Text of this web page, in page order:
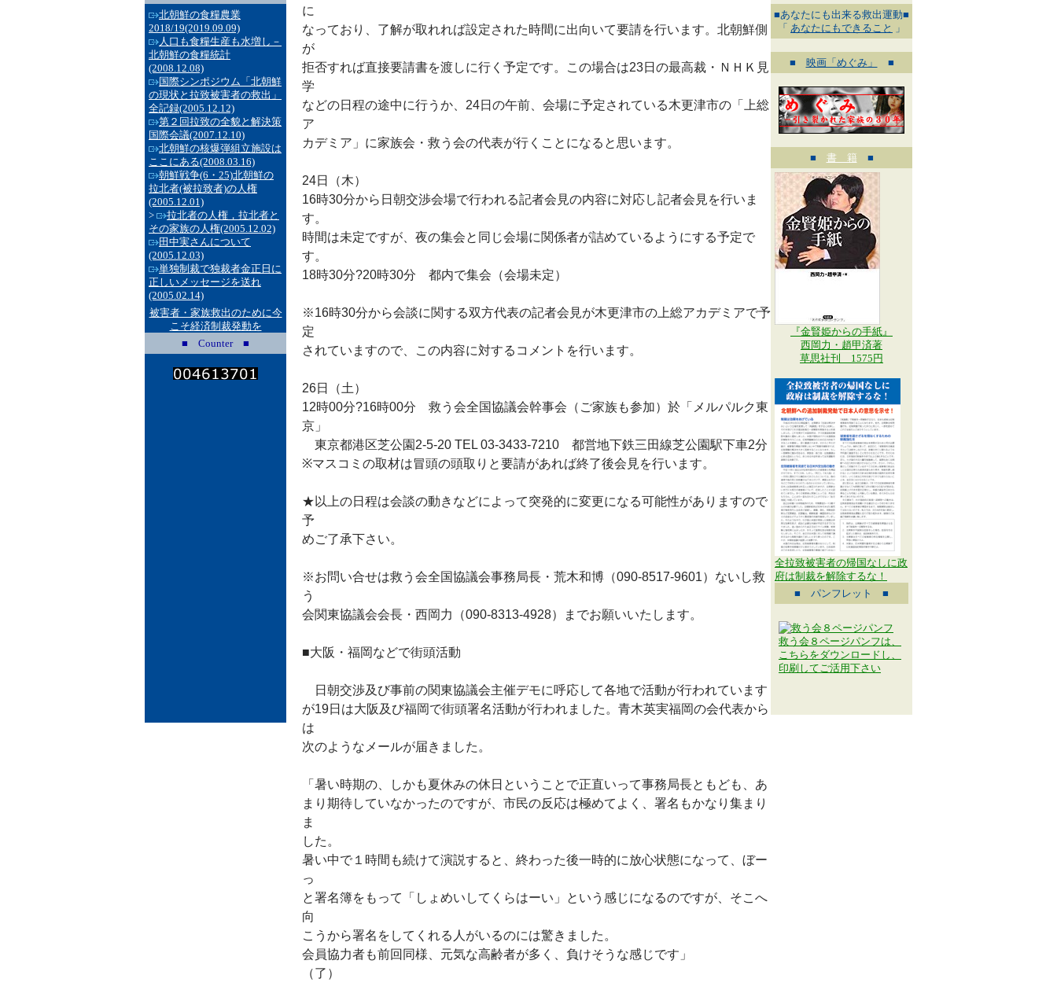
北朝鮮の食糧農業
2018/19(2019.09.09)
人口も食糧生産も水増し－
北朝鮮の食糧統計
(2008.12.08)
国際シンポジウム「北朝鮮
の現状と拉致被害者の救出」
全記録(2005.12.12)
第２回拉致の全貌と解決策
国際会議(2007.12.10)
北朝鮮の核爆弾組立施設は
ここにある(2008.03.16)
朝鮮戦争(6・25)北朝鮮の
拉北者(被拉致者)の人権
(2005.12.01)
>
拉北者の人権，拉北者と
その家族の人権(2005.12.02)
田中実さんについて
(2005.12.03)
単独制裁で独裁者金正日に
正しいメッセージを送れ
(2005.02.14)
被害者・家族救出のために今
こそ経済制裁発動を
■ Counter ■
に
なっており、了解が取れれば設定された時間に出向いて要請を行います。北朝鮮側
が
拒否すれば直接要請書を渡しに行く予定です。この場合は23日の最高裁・ＮＨＫ見
学
などの日程の途中に行うか、24日の午前、会場に予定されている木更津市の「上総
ア
カデミア」に家族会・救う会の代表が行くことになると思います。
24日（木）
16時30分から日朝交渉会場で行われる記者会見の内容に対応し記者会見を行いま
す。
時間は未定ですが、夜の集会と同じ会場に関係者が詰めているようにする予定で
す。
18時30分?20時30分 都内で集会（会場未定）
※16時30分から会談に関する双方代表の記者会見が木更津市の上総アカデミアで予
定
されていますので、この内容に対するコメントを行います。
26日（土）
12時00分?16時00分 救う会全国協議会幹事会（ご家族も参加）於「メルパルク東
京」
東京都港区芝公園2-5-20 TEL 03-3433-7210 都営地下鉄三田線芝公園駅下車2分
※マスコミの取材は冒頭の頭取りと要請があれば終了後会見を行います。
★以上の日程は会談の動きなどによって突発的に変更になる可能性がありますので
予
めご了承下さい。
※お問い合せは救う会全国協議会事務局長・荒木和博（090-8517-9601）ないし救
う
会関東協議会会長・西岡力（090-8313-4928）までお願いいたします。
■大阪・福岡などで街頭活動
日朝交渉及び事前の関東協議会主催デモに呼応して各地で活動が行われています
が19日は大阪及び福岡で街頭署名活動が行われました。青木英実福岡の会代表から
は
次のようなメールが届きました。
「暑い時期の、しかも夏休みの休日ということで正直いって事務局長ともども、あ
まり期待していなかったのですが、市民の反応は極めてよく、署名もかなり集まり
ま
した。
暑い中で１時間も続けて演説すると、終わった後一時的に放心状態になって、ぼー
っ
と署名簿をもって「しょめいしてくらはーい」という感じになるのですが、そこへ
向
こうから署名をしてくれる人がいるのには驚きました。
会員協力者も前回同様、元気な高齢者が多く、負けそうな感じです」
（了）
■あなたにも出来る救出運動■
「 あなたにもできること 」
■ 映画「めぐみ」 ■
■ 書 籍 ■
『金賢姫からの手紙』
西岡力・趙甲済著
草思社刊 1575円
全拉致被害者の帰国なしに政
府は制裁を解除するな！
■ パンフレット ■
救う会８ページパンフは、
こちらをダウンロードし、
印刷してご活用下さい